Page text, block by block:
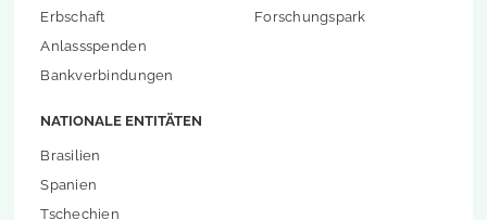
Erbschaft
Anlassspenden
Bankverbindungen
Forschungspark
NATIONALE ENTITÄTEN
Brasilien
Spanien
Tschechien